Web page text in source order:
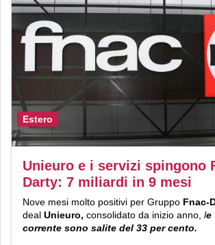
Estero
Unieuro e i servizi spingono
Darty: 7 miliardi in 9 mesi
Nove mesi molto positivi per Gruppo Fnac-
deal Unieuro, consolidato da inizio anno, le
corrente sono salite del 33 per cento.